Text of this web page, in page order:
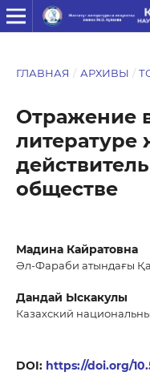
ГЛАВНАЯ / АРХИВЫ /
Отражение
литературе
обществе
Мадина Кайратовна
Әл-Фараби атындағы
Дандай Ыскакулы
Казахский
DOI: https://doi.org/